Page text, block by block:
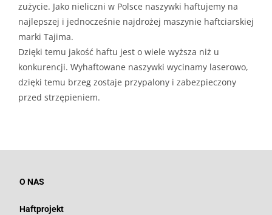
zużycie. Jako nieliczni w Polsce naszywki haftujemy na
najlepszej i jednocześnie najdrożej maszynie haftciarskiej
marki Tajima.
Dzięki temu jakość haftu jest o wiele wyższa niż u
konkurencji. Wyhaftowane naszywki wycinamy laserowo,
dzięki temu brzeg zostaje przypalony i zabezpieczony
przed strzępieniem.
O NAS
Haftprojekt